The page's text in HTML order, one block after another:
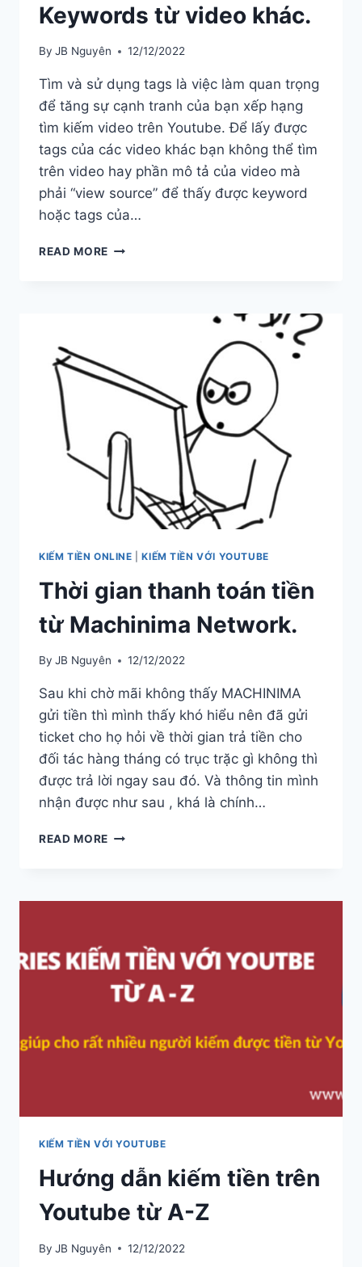
Keywords từ video khác.
By JB Nguyên 12/12/2022
Tìm và sử dụng tags là việc làm quan trọng
để tăng sự cạnh tranh của bạn xếp hạng
tìm kiếm video trên Youtube. Để lấy được
tags của các video khác bạn không thể tìm
trên video hay phần mô tả của video mà
phải “view source” để thấy được keyword
hoặc tags của…
READ MORE KIẾM
TÌM
TAGS
KEYWORDS
TỪ
VIDEO
KHÁC.
KIẾM TIỀN ONLINE |KIẾM TIỀN VỚI YOUTUBE
Thời gian thanh toán tiền
từ Machinima Network.
By JB Nguyên 12/12/2022
Sau khi chờ mãi không thấy MACHINIMA
gửi tiền thì mình thấy khó hiểu nên đã gửi
ticket cho họ hỏi về thời gian trả tiền cho
đối tác hàng tháng có trục trặc gì không thì
được trả lời ngay sau đó. Và thông tin mình
nhận được như sau , khá là chính…
READ MORE THỜI
TIỀN
NETWORK.
KIẾM TIỀN VỚI YOUTUBE
Hướng dẫn kiếm tiền trên
Youtube từ A-Z
By JB Nguyên 12/12/2022